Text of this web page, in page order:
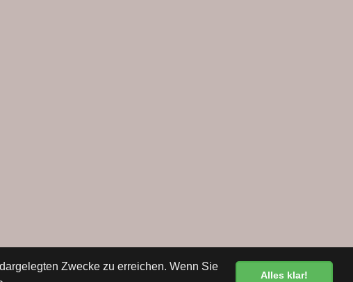
Zwecke zu erreichen. Wenn Sie
Alles klar!